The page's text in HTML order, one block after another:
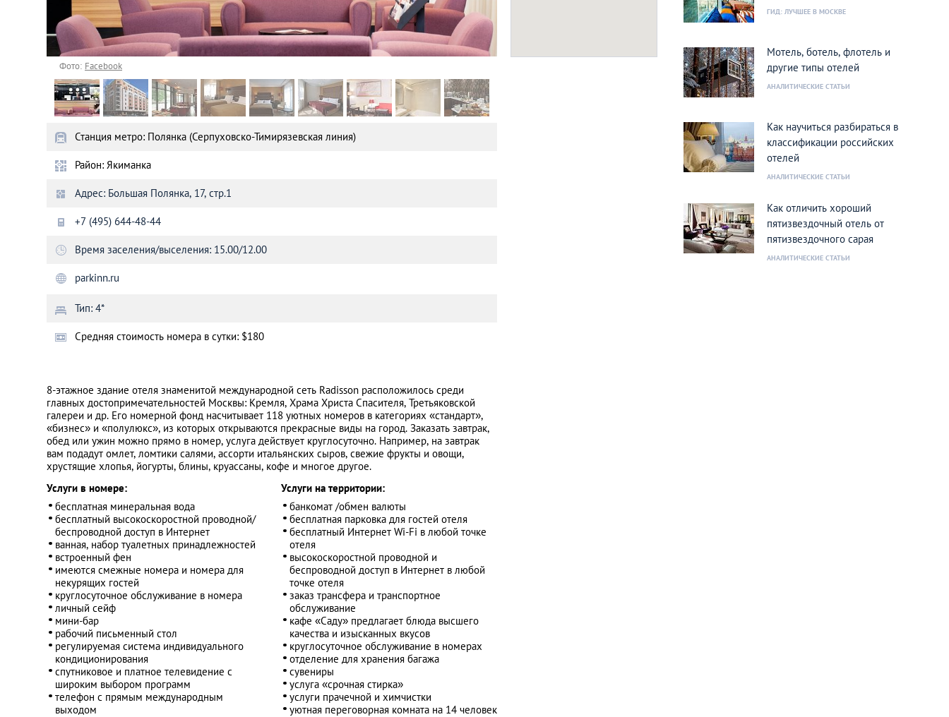
Паттайя
Пхукет
Фото: Facebook
Станция метро: Полянка (Серпуховско-Тимирязевская линия)
Район: Якиманка
Адрес: Большая Полянка, 17, стр.1
+7 (495) 644-48-44
Время заселения/выселения: 15.00/12.00
parkinn.ru
Тип: 4*
Cредняя стоимость номера в сутки: $180
8-этажное здание отеля знаменитой международной сеть Radisson расположилось среди
главных достопримечательностей Москвы: Кремля, Храма Христа Спасителя, Третьяковской
галереи и др. Его номерной фонд насчитывает 118 уютных номеров в категориях «стандарт»,
«бизнес» и «полулюкс», из которых открываются прекрасные виды на город. Заказать завтрак,
обед или ужин можно прямо в номер, услуга действует круглосуточно. Например, на завтрак
вам подадут омлет, ломтики салями, ассорти итальянских сыров, свежие фрукты и овощи,
хрустящие хлопья, йогурты, блины, круассаны, кофе и многое другое.
Услуги в номере:
бесплатная минеральная вода
бесплатный высокоскоростной проводной/
беспроводной доступ в Интернет
ванная, набор туалетных принадлежностей
встроенный фен
имеются смежные номера и номера для
некурящих гостей
круглосуточное обслуживание в номера
личный сейф
мини-бар
рабочий письменный стол
регулируемая система индивидуального
кондиционирования
спутниковое и платное телевидение с
широким выбором программ
телефон с прямым международным
выходом
Услуги на территории:
банкомат /обмен валюты
бесплатная парковка для гостей отеля
бесплатный Интернет Wi-Fi в любой точке
отеля
высокоскоростной проводной и
беспроводной доступ в Интернет в любой
точке отеля
заказ трансфера и транспортное
обслуживание
кафе «Саду» предлагает блюда высшего
качества и изысканных вкусов
круглосуточное обслуживание в номерах
отделение для хранения багажа
сувениры
услуга «срочная стирка»
услуги прачечной и химчистки
уютная переговорная комната на 14 человек
ГИД: ЛУЧШЕЕ В МОСКВЕ
Мотель, ботель, флотель и
другие типы отелей
АНАЛИТИЧЕСКИЕ СТАТЬИ
Как научиться разбираться в
классификации российских
отелей
АНАЛИТИЧЕСКИЕ СТАТЬИ
Как отличить хороший
пятизвездочный отель от
пятизвездочного сарая
АНАЛИТИЧЕСКИЕ СТАТЬИ